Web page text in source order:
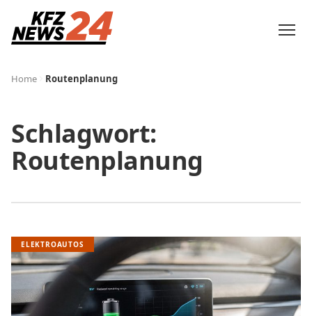
Home Routenplanung
Schlagwort:
Routenplanung
ELEKTROAUTOS